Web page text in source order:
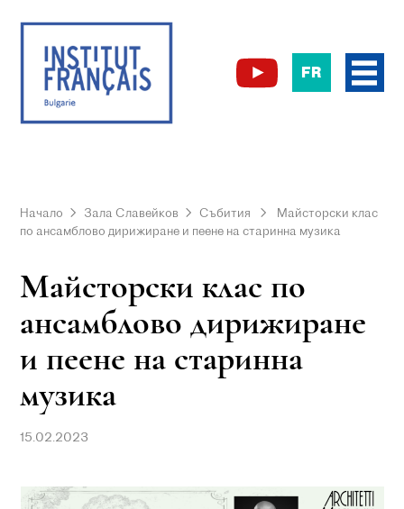
FR
Начало Зала Славейков Събития
Майсторски клас
по ансамблово дирижиране и пеене на старинна музика
Майсторски клас по
ансамблово дирижиране
и пеене на старинна
музика
15.02.2023